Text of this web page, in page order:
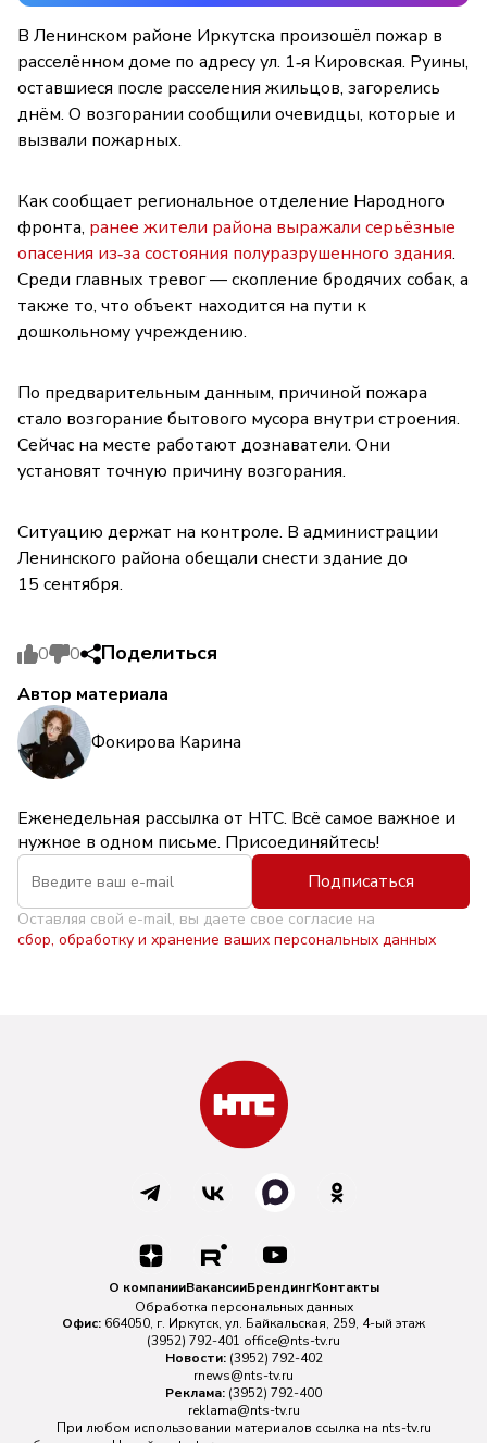
В Ленинском районе Иркутска произошёл пожар в
расселённом доме по адресу ул. 1‑я Кировская. Руины,
оставшиеся после расселения жильцов, загорелись
днём. О возгорании сообщили очевидцы, которые и
вызвали пожарных.
Как сообщает региональное отделение Народного
фронта, ранее жители района выражали серьёзные
опасения из‑за состояния полуразрушенного здания.
Среди главных тревог — скопление бродячих собак, а
также то, что объект находится на пути к
дошкольному учреждению.
По предварительным данным, причиной пожара
стало возгорание бытового мусора внутри строения.
Сейчас на месте работают дознаватели. Они
установят точную причину возгорания.
Ситуацию держат на контроле. В администрации
Ленинского района обещали снести здание до
15 сентября.
0 0 Поделиться
Автор материала
Фокирова Карина
Еженедельная рассылка от НТС. Всё самое важное и
нужное в одном письме. Присоединяйтесь!
Подписаться
Оставляя свой e-mail, вы даете свое согласие на
сбор, обработку и хранение ваших персональных данных
О компанииВакансииБрендингКонтакты
Обработка персональных данных
Офис: 664050, г. Иркутск, ул. Байкальская, 259, 4-ый этаж
(3952) 792-401 office@nts-tv.ru
Новости: (3952) 792-402
rnews@nts-tv.ru
Реклама: (3952) 792-400
reklama@nts-tv.ru
При любом использовании материалов ссылка на nts-tv.ru